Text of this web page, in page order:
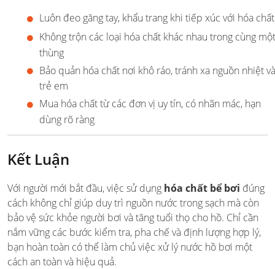
Luôn đeo găng tay, khẩu trang khi tiếp xúc với hóa chất
Không trộn các loại hóa chất khác nhau trong cùng một
thùng
Bảo quản hóa chất nơi khô ráo, tránh xa nguồn nhiệt và
trẻ em
Mua hóa chất từ các đơn vị uy tín, có nhãn mác, hạn
dùng rõ ràng
Kết Luận
Với người mới bắt đầu, việc sử dụng hóa chất bể bơi đúng
cách không chỉ giúp duy trì nguồn nước trong sạch mà còn
bảo vệ sức khỏe người bơi và tăng tuổi thọ cho hồ. Chỉ cần
nắm vững các bước kiểm tra, pha chế và định lượng hợp lý,
bạn hoàn toàn có thể làm chủ việc xử lý nước hồ bơi một
cách an toàn và hiệu quả.